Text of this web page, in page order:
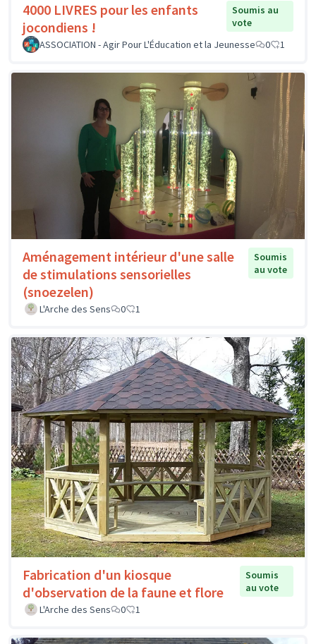
4000 LIVRES pour les enfants
jocondiens !
Soumis au
vote
ASSOCIATION - Agir Pour L'Éducation et la Jeunesse
0 1
Aménagement intérieur d'une salle
de stimulations sensorielles
(snoezelen)
Soumis
au vote
L'Arche des Sens 0 1
Fabrication d'un kiosque
d'observation de la faune et flore
Soumis
au vote
L'Arche des Sens
0 1